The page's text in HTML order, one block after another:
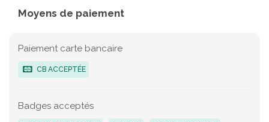
Moyens de paiement
Paiement carte bancaire
CB ACCEPTÉE
Badges acceptés